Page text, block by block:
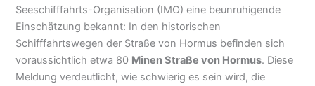
Seeschifffahrts-Organisation (IMO) eine beunruhigende
Einschätzung bekannt: In den historischen
Schifffahrtswegen der Straße von Hormus befinden sich
voraussichtlich etwa 80 Minen Straße von Hormus. Diese
Meldung verdeutlicht, wie schwierig es sein wird, die